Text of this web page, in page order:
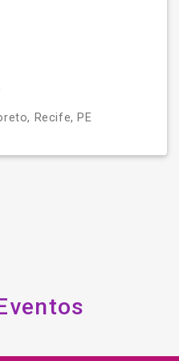
Recife, PE